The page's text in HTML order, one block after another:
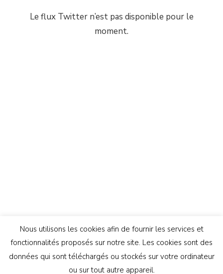
Le flux Twitter n’est pas disponible pour le
moment.
Nous utilisons les cookies afin de fournir les services et
fonctionnalités proposés sur notre site. Les cookies sont des
données qui sont téléchargés ou stockés sur votre ordinateur
ou sur tout autre appareil.